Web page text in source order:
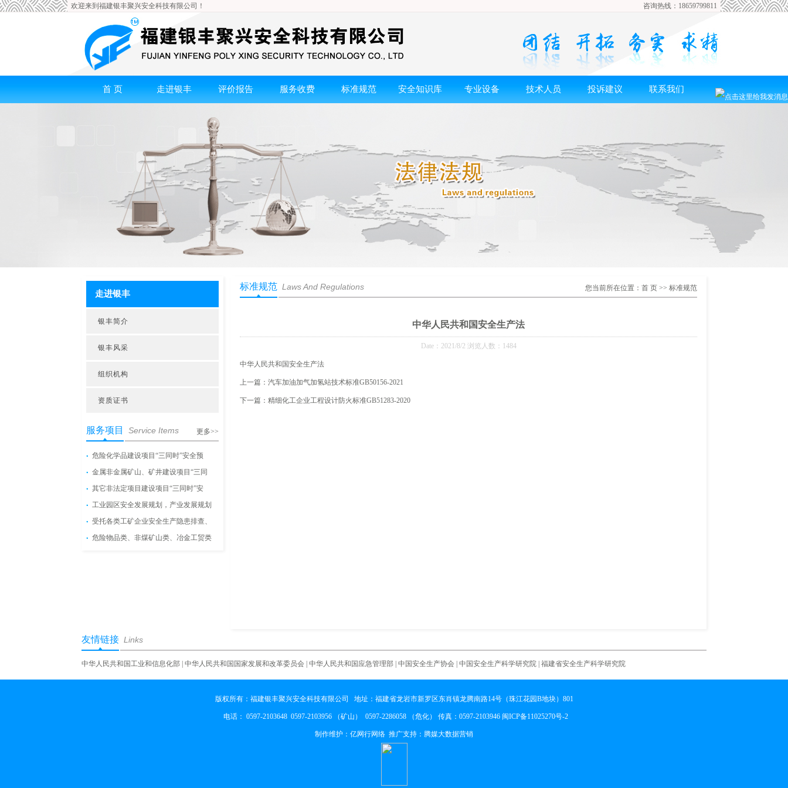
欢迎来到福建银丰聚兴安全科技有限公司！ 咨询热线：18659799811
首 页 走进银丰 评价报告 服务收费 标准规范 安全知识库 专业设备 技术人员 投诉建议 联系我们
走进银丰
银丰简介
银丰风采
组织机构
资质证书
服务项目 Service Items 更多>>
危险化学品建设项目“三同时”安全预
金属非金属矿山、矿井建设项目“三同
其它非法定项目建设项目“三同时”安
工业园区安全发展规划，产业发展规划
受托各类工矿企业安全生产隐患排查、
危险物品类、非煤矿山类、冶金工贸类
标准规范 Laws And Regulations 您当前所在位置： 首 页 >> 标准规范
中华人民共和国安全生产法
Date：2021/8/2 浏览人数：1484
中华人民共和国安全生产法
上一篇： 汽车加油加气加氢站技术标准GB50156-2021
下一篇： 精细化工企业工程设计防火标准GB51283-2020
友情链接 Links
中华人民共和国工业和信息化部 中华人民共和国国家发展和改革委员会 中华人民共和国应急管理部 中国安全生产协会 中国安全生产科学研究院 福建省安全生产科学研究院
版权所有：福建银丰聚兴安全科技有限公司 地址：福建省龙岩市新罗区东肖镇龙腾南路14号（珠江花园B地块）801
电话： 0597-2103648 0597-2103956 （矿山） 0597-2286058 （危化） 传真：0597-2103946 闽ICP备11025270号-2
制作维护： 亿网行网络 推广支持：腾媒大数据营销